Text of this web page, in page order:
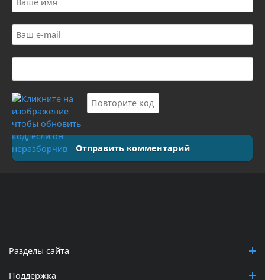
Отправить комментарий
Разделы сайта
Поддержка